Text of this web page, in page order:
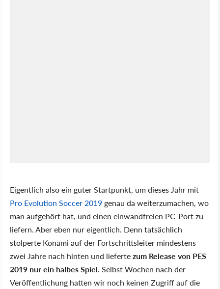
Eigentlich also ein guter Startpunkt, um dieses Jahr mit
Pro Evolution Soccer 2019 genau da weiterzumachen, wo
man aufgehört hat, und einen einwandfreien PC-Port zu
liefern. Aber eben nur eigentlich. Denn tatsächlich
stolperte Konami auf der Fortschrittsleiter mindestens
zwei Jahre nach hinten und liefertezum Release von PES
2019 nur ein halbes Spiel. Selbst Wochen nach der
Veröffentlichung hatten wir noch keinen Zugriff auf die